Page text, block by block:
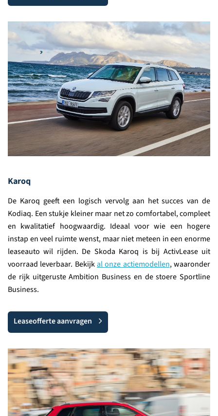
Karoq
De Karoq geeft een logisch vervolg aan het succes van de
Kodiaq. Een stukje kleiner maar net zo comfortabel, compleet
en kwalitatief hoogwaardig. Ideaal voor wie een hogere
instap en veel ruimte wenst, maar niet meteen in een enorme
leaseauto wil rijden. De Skoda Karoq is bij ActivLease uit
voorraad leverbaar. Bekijkal onze actiemodellen, waaronder
de rijk uitgeruste Ambition Business en de stoere Sportline
Business.
Leaseofferte aanvragen